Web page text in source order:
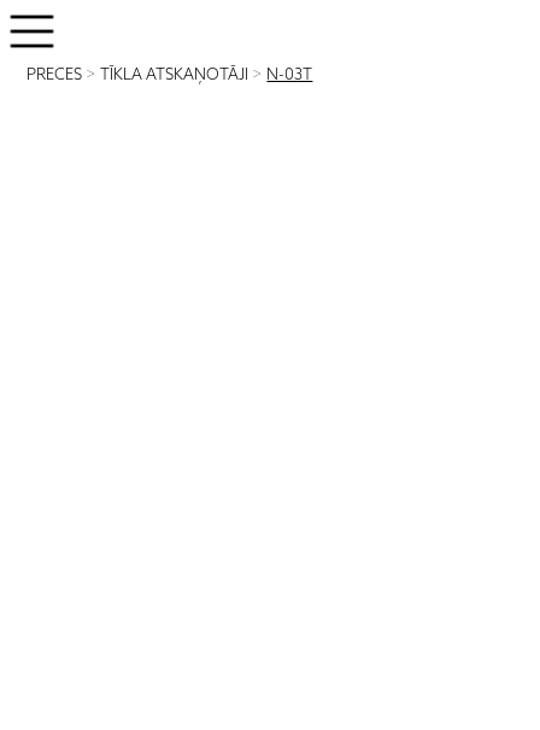
PRECES > TĪKLA ATSKAŅOTĀJI > N-03T